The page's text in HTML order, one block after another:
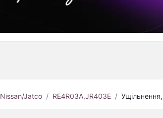
Nissan/Jatco RE4R03A,JR403E